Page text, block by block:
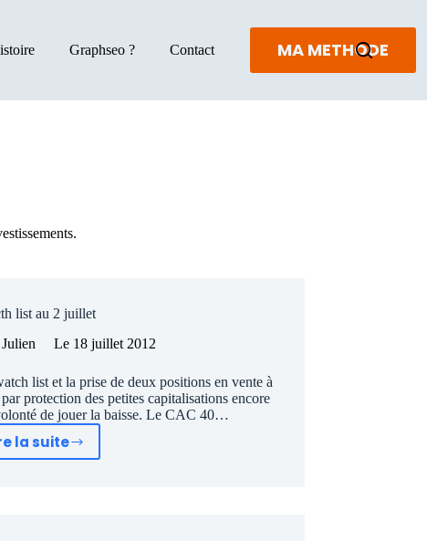
Graphseo ? Contact MA METHODE
list au 2 juillet
Julien Le 18 juillet 2012
list et la prise de deux positions en vente à
protection des petites capitalisations encore
de jouer la baisse. Le CAC 40…
la suite
Wacth